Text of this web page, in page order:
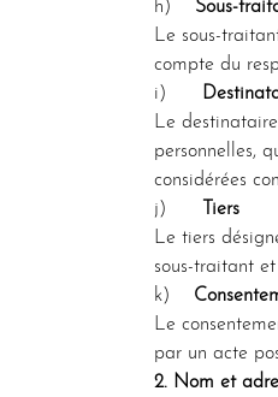
h) Sous-
Le sous-
compte du
i)
Le
personnelles,
considérées
j)
Tiers
Le tiers
sous-traitant
k)
Le
par un acte
2. Nom et